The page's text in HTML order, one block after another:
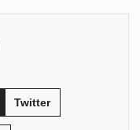
Twitter